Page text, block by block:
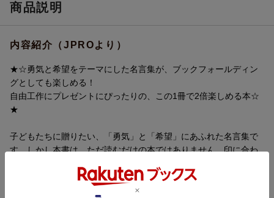
商品説明
内容紹介（JPROより）
★☆勇気と希望をテーマにした名言集が、ブックフォールディン
グとしても楽しめる！
自由工作にプレゼントにぴったりの、この1冊で2倍楽しめる本☆
★
子どもたちに贈りたい、「勇気」と「希望」にあふれた名言集で
す。しかし本書は、ただ読むだけの本ではありません。印に合わ
ます。作れるデザインは「クローバー」と「王冠」の2通り！ こ
の1冊でどちらか好きな方のデザインを選んで作ることができま